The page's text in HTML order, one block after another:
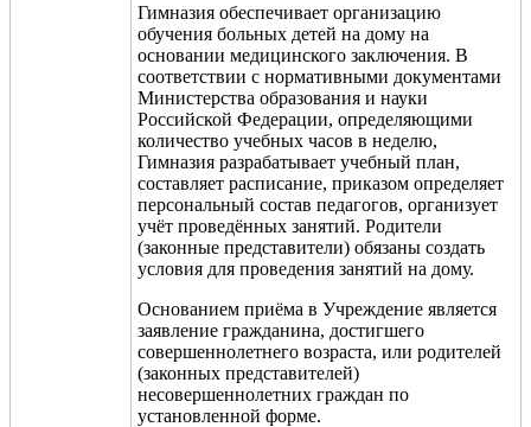
Гимназия обеспечивает организацию
обучения больных детей на дому на
основании медицинского заключения. В
соответствии с нормативными документами
Министерства образования и науки
Российской Федерации, определяющими
количество учебных часов в неделю,
Гимназия разрабатывает учебный план,
составляет расписание, приказом определяет
персональный состав педагогов, организует
учёт проведённых занятий. Родители
(законные представители) обязаны создать
условия для проведения занятий на дому.
Основанием приёма в Учреждение является
заявление гражданина, достигшего
совершеннолетнего возраста, или родителей
(законных представителей)
несовершеннолетних граждан по
установленной форме.